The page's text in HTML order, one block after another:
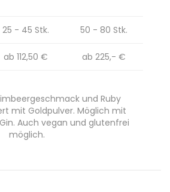
25 - 45 Stk. 50 - 80 Stk.
ab 112,50 € ab 225,- €
und Ruby
mit Goldpulver. Möglich mit
Auch vegan und glutenfrei
möglich.